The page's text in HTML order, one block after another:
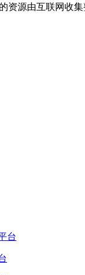
资源由互联网